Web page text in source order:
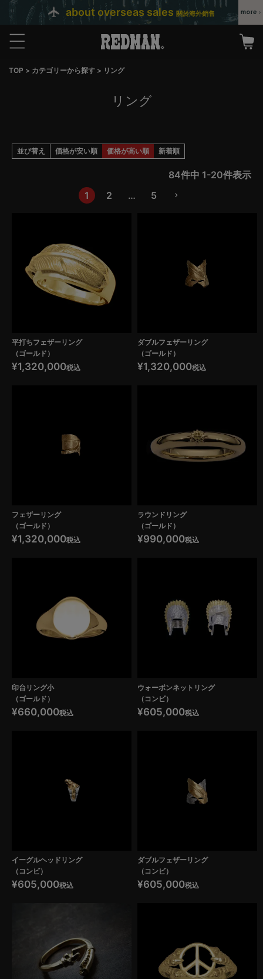
about overseas sales 關於海外銷售
TOP カテゴリーから探す リング
リング
並び替え 価格が安い順 価格が高い順 新着順
84件中 1-20件表示
1
2 … 5
平打ちフェザーリング
（ゴールド）
¥1,320,000税込
ダブルフェザーリング
（ゴールド）
¥1,320,000税込
フェザーリング
（ゴールド）
¥1,320,000税込
ラウンドリング
（ゴールド）
¥990,000税込
印台リング小
（ゴールド）
¥660,000税込
ウォーボンネットリング
（コンビ）
¥605,000税込
イーグルヘッドリング
（コンビ）
¥605,000税込
ダブルフェザーリング
（コンビ）
¥605,000税込